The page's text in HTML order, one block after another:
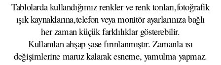
Tablolarda kullandığımız renkler ve renk tonları,fotoğrafik
ışık kaynaklarına,telefon veya monitör ayarlarınıza bağlı
her zaman küçük farklılıklar gösterebilir.
Kullanılan ahşap şase fırınlanmıştır. Zamanla ısı
değişimlerine maruz kalarak esneme, yamulma yapmaz.